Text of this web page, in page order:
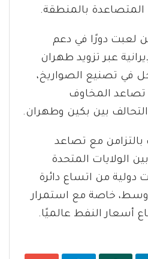
المتصاعدة بالمنطقة.
لعبت دورًا في دعم
عبر تزويد طهران
في تصنيع الصواريخ،
المخاوف
التحالف بين بكين وطهران.
بالتزامن مع تصاعد
الولايات المتحدة
دولية من اتساع دائرة
خاصة مع استمرار
أسعار النفط عالميًا.